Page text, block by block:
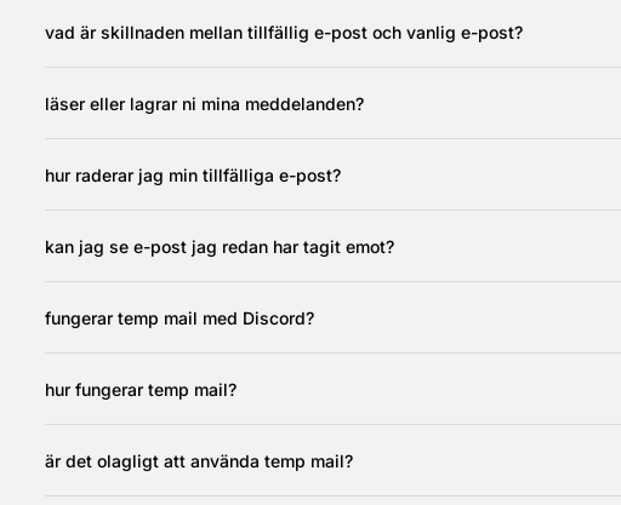
vad är skillnaden mellan tillfällig e-post och vanlig e-post?
läser eller lagrar ni mina meddelanden?
hur raderar jag min tillfälliga e-post?
kan jag se e-post jag redan har tagit emot?
fungerar temp mail med Discord?
hur fungerar temp mail?
är det olagligt att använda temp mail?